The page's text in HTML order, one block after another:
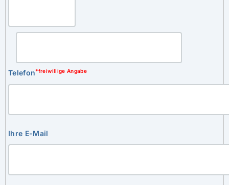
Telefon*freiwillige Angabe
Ihre E-Mail